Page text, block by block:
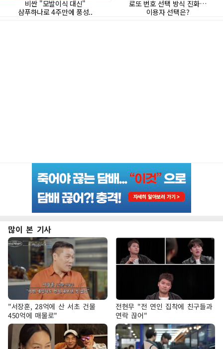
많이 본 기사
"서장훈, 28억에 산 서초 건물
450억에 매물로"
전현무 "전 연인 집착에 친구들과
연락 끊어"